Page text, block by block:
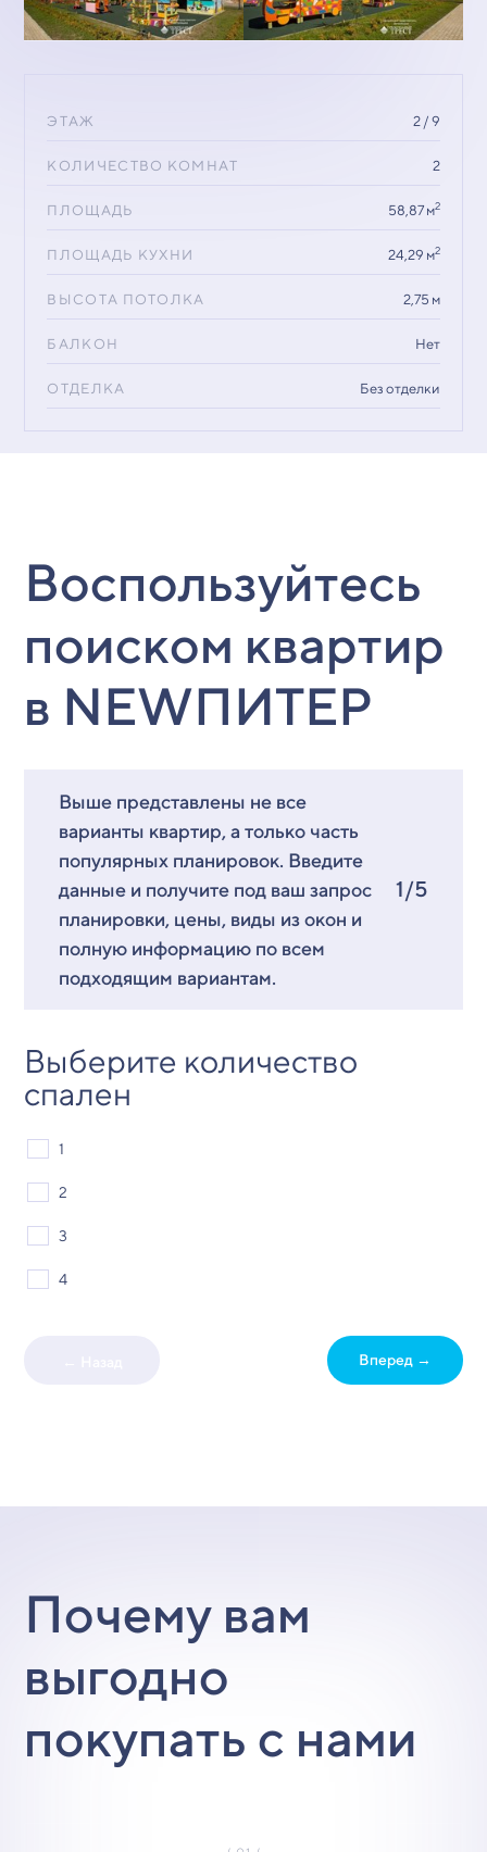
ЭТАЖ 2 / 9
КОЛИЧЕСТВО КОМНАТ 2
ПЛОЩАДЬ 58,87 м2
ПЛОЩАДЬ КУХНИ 24,29 м2
ВЫСОТА ПОТОЛКА 2,75 м
БАЛКОН Нет
ОТДЕЛКА Без отделки
Воспользуйтесь
поиском квартир
в NEWПИТЕР
Выше представлены не все
варианты квартир, а только часть
популярных планировок. Введите
данные и получите под ваш запрос
планировки, цены, виды из окон и
полную информацию по всем
подходящим вариантам.
1/5
Выберите количество
спален
1
2
3
4
Вперед →
Почему вам
выгодно
покупать с нами